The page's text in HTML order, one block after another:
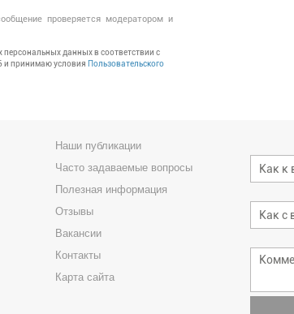
проверяется модератором и
персональных данных в соответствии с
и принимаю условия Пользовательского
Наши публикации
Часто задаваемые вопросы
Полезная информация
Отзывы
Вакансии
Контакты
Карта сайта